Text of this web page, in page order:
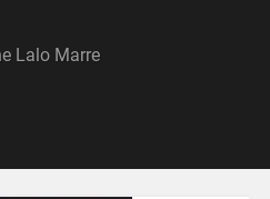
Lalo Marre